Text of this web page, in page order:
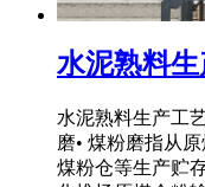
水泥熟料
水泥熟料生产工
磨• 煤粉磨指从
煤粉仓等生产贮